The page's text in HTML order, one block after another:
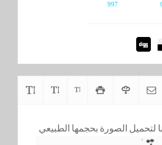
997
لتحميل الصورة بحجمها الطبيعي